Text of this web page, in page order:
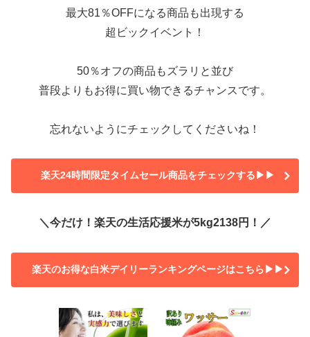
最大81％OFFになる商品も出現する
超ビックイベント！
50％オフの商品もズラリと並び
普段よりもお得に買い物できるチャンスです。
忘れないようにチェックしてくださいね！
楽天24時間限定タイムセール商品をチェックする▶▶
＼今だけ！楽天の生活応援米が5kg2138円！／
楽天のお得な白米デイリーランキングページはこちら▶▶